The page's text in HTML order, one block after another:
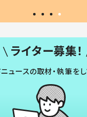
ライター募集！
ュースの取材・執筆を